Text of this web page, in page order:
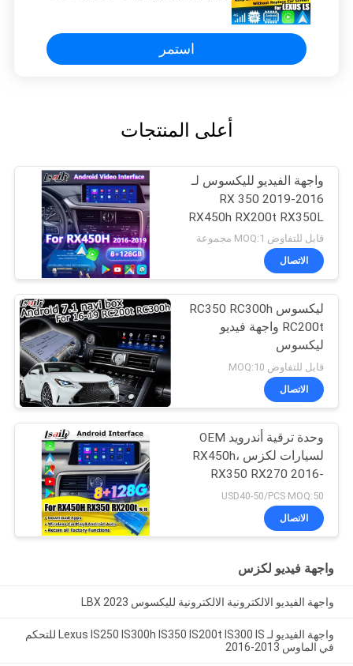
استمر
أعلى المنتجات
واجهة الفيديو لليكسوس لـ
2016-2019 RX 350
RX450h RX200t RX350L
RX450L RX300 RX350
قابل للتفاوض MOQ:1 مجموعة
الاتصال
ليكسوس RC350 RC300h
RC200t واجهة فيديو
ليكسوس
قابل للتفاوض MOQ:10
الاتصال
وحدة ترقية أندرويد OEM
لسيارات لكزس RX450h،
RX350 RX270 2016-
2021، دمج كاربلاي
لاسلكي، أندرويد أوتو،
يوتيوب، نتفليكس
USD40-50/PCS MOQ:50
الاتصال
واجهة فيديو لكزس
واجهة الفيديو الالكترونية الالكترونية لليكسوس LBX 2023
واجهة الفيديو لـ Lexus IS250 IS300h IS350 IS200t IS300 IS للتحكم
في الماوس 2013-2016